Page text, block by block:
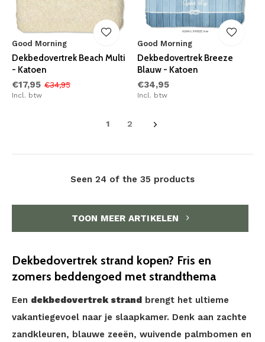
Good Morning
Dekbedovertrek Beach Multi
- Katoen
€17,95 €34,95
Incl. btw
Good Morning
Dekbedovertrek Breeze
Blauw - Katoen
€34,95
Incl. btw
1 2
Seen 24 of the 35 products
TOON MEER ARTIKELEN
Dekbedovertrek strand kopen? Fris en
zomers beddengoed met strandthema
Een dekbedovertrek strand
brengt het ultieme
vakantiegevoel naar je slaapkamer. Denk aan zachte
zandkleuren, blauwe zeeën, wuivende palmbomen en